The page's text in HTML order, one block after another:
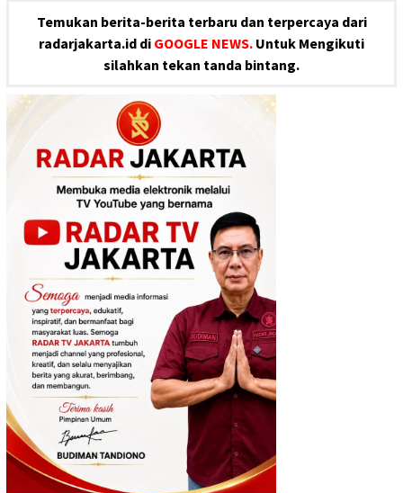
Temukan berita-berita terbaru dan terpercaya dari
radarjakarta.id di GOOGLE NEWS. Untuk Mengikuti
silahkan tekan tanda bintang.